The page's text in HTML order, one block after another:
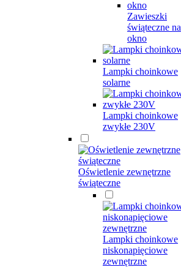
Zawieszki
świąteczne na
okno
Lampki choinkowe
solarne
Lampki choinkowe
zwykłe 230V
Oświetlenie zewnętrzne
świąteczne
Lampki choinkowe
niskonapięciowe
zewnętrzne